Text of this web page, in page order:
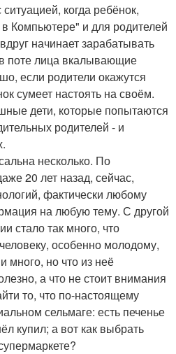
когда ребёнок,
Компьютере" и для родителей
начинает зарабатывать
поте лица вкалывающие
если родители окажутся
сумеет настоять на своём.
дети, которые попытаются
родителей - и
несколько. По
20 лет назад, сейчас,
фактически любому
на любую тему. С другой
стало так много, что
особенно молодому,
много, но что из неё
а что не стоит внимания
то, что по-настоящему
сельмаге: есть печенье
купил; а вот как выбрать